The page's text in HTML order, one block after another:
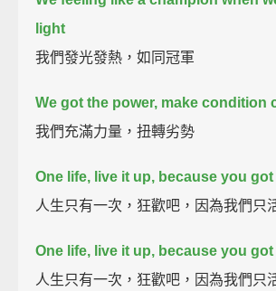
light
我們發光發熱，如同冠軍
We got the power, make condition
我們充滿力量，扭轉劣勢
One life, live it up, because you
人生只有一次，狂歡吧，因為我們只
One life, live it up, because you
人生只有一次，狂歡吧，因為我們只